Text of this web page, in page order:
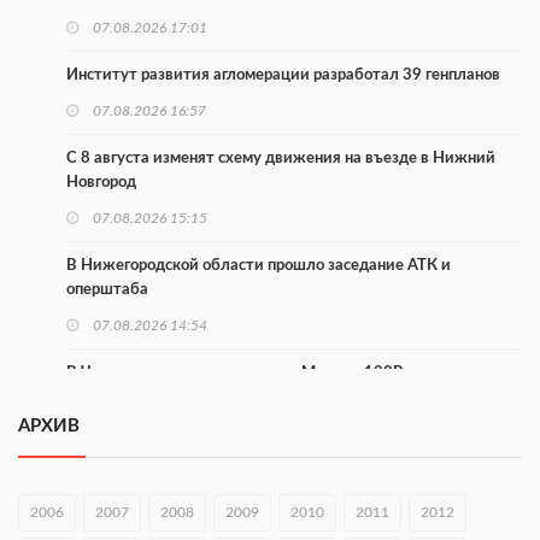
07.08.2026 17:01
Институт развития агломерации разработал 39 генпланов
07.08.2026 16:57
С 8 августа изменят схему движения на въезде в Нижний
Новгород
07.08.2026 15:15
В Нижегородской области прошло заседание АТК и
оперштаба
07.08.2026 14:54
В Чкаловске спустили на воду «Метеор-120Р»
В Нижегородской области выбрали лучшего лесного
07.08.2026 13:48
АРХИВ
2006 2007 2008 2009 2010 2011 2012